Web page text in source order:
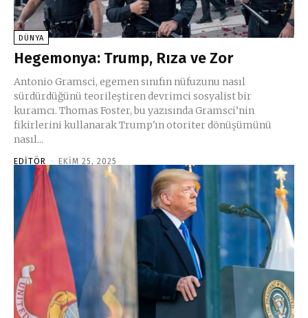
DÜNYA
Hegemonya: Trump, Rıza ve Zor
Antonio Gramsci, egemen sınıfın nüfuzunu nasıl
sürdürdüğünü teorileştiren devrimci sosyalist bir
kuramcı. Thomas Foster, bu yazısında Gramsci’nin
fikirlerini kullanarak Trump'ın otoriter dönüşümünü
nasıl...
EDITÖR - EKIM 25, 2025